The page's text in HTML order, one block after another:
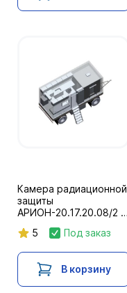
Камера радиационной
защиты
АРИОН-20.17.20.08/2 в
лаборатории
5 Под заказ
В корзину